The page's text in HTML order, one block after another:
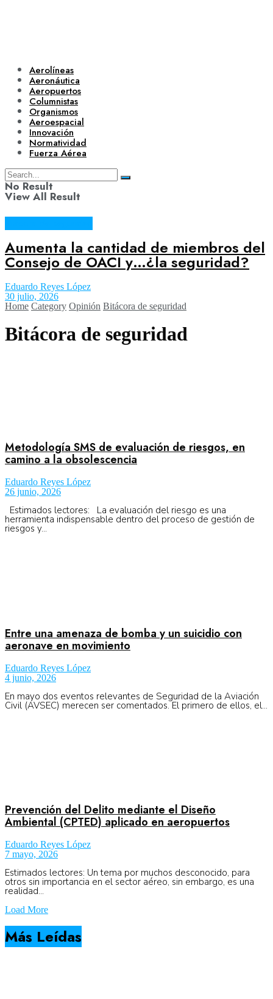
Aerolíneas
Aeronáutica
Aeropuertos
Columnistas
Organismos
Aeroespacial
Innovación
Normatividad
Fuerza Aérea
No Result
View All Result
Aerolíneas
Aeronáutica
Organismos
Aeroespacial
Innovación
No Result
Aumenta la cantidad de miembros del
Consejo de OACI y…¿la seguridad?
Eduardo Reyes López
30 julio, 2026
Home Category Opinión Bitácora de seguridad
Bitácora de seguridad
Metodología SMS de evaluación de riesgos, en
camino a la obsolescencia
Eduardo Reyes López
26 junio, 2026
Estimados lectores: La evaluación del riesgo es una
herramienta indispensable dentro del proceso de gestión de
riesgos y...
Entre una amenaza de bomba y un suicidio con
aeronave en movimiento
Eduardo Reyes López
4 junio, 2026
En mayo dos eventos relevantes de Seguridad de la Aviación
Civil (AVSEC) merecen ser comentados. El primero de ellos, el...
Prevención del Delito mediante el Diseño
Ambiental (CPTED) aplicado en aeropuertos
Eduardo Reyes López
7 mayo, 2026
Estimados lectores: Un tema por muchos desconocido, para
otros sin importancia en el sector aéreo, sin embargo, es una
realidad...
Load More
Más Leídas